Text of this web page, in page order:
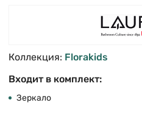
Коллекция: Florakids
Входит в комплект:
Зеркало